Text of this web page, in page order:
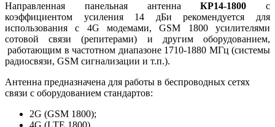
Направленная панельная антеннаКР14-1800 с
коэффициентом усиления 14 дБи рекомендуется для
использования с 4G модемами, GSM 1800 усилителями
сотовой связи (репитерами) и другим оборудованием,
работающим в частотном диапазоне 1710-1880 МГц (системы
радиосвязи, GSM сигнализации и т.п.).
Антенна предназначена для работы в беспроводных сетях
связи с оборудованием стандартов:
2G (GSM 1800);